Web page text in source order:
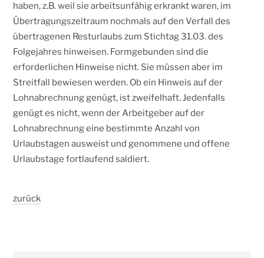
haben, z.B. weil sie arbeitsunfähig erkrankt waren, im
Übertragungszeitraum nochmals auf den Verfall des
übertragenen Resturlaubs zum Stichtag 31.03. des
Folgejahres hinweisen. Formgebunden sind die
erforderlichen Hinweise nicht. Sie müssen aber im
Streitfall bewiesen werden. Ob ein Hinweis auf der
Lohnabrechnung genügt, ist zweifelhaft. Jedenfalls
genügt es nicht, wenn der Arbeitgeber auf der
Lohnabrechnung eine bestimmte Anzahl von
Urlaubstagen ausweist und genommene und offene
Urlaubstage fortlaufend saldiert.
zurück